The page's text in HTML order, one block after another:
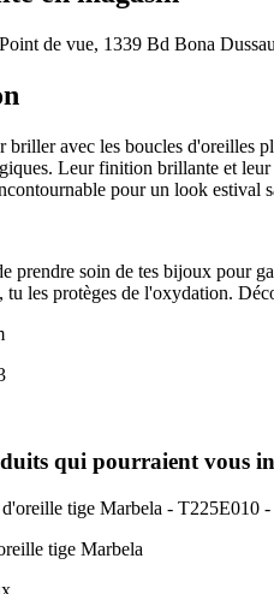
de vue, 1339 Bd Bona
briller avec les boucles d'oreilles
Leur finition brillante et
pour un look estival
prendre soin de tes bijoux pour
tu les protèges de l'oxydation.
qui pourraient vous
tige Marbela